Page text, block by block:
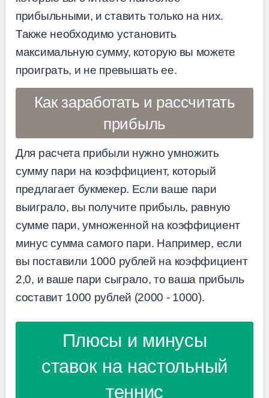
прибыльными, и ставить только на них.
Также необходимо установить
максимальную сумму, которую вы можете
проиграть, и не превышать ее.
Как заработать и рассчитать
прибыль
Для расчета прибыли нужно умножить
сумму пари на коэффициент, который
предлагает букмекер. Если ваше пари
выиграло, вы получите прибыль, равную
сумме пари, умноженной на коэффициент
минус сумма самого пари. Например, если
вы поставили 1000 рублей на коэффициент
2,0, и ваше пари сыграло, то ваша прибыль
составит 1000 рублей (2000 - 1000).
Плюсы и минусы
ставок на настольный
теннис